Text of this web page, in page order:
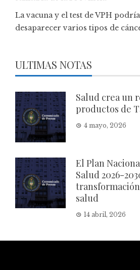
La vacuna y el test de VPH
desaparecer varios tipos de
ULTIMAS NOTAS
Salud crea un
productos de
4 mayo, 2026
El Plan
Salud 2026-
salud
14 abril, 2026